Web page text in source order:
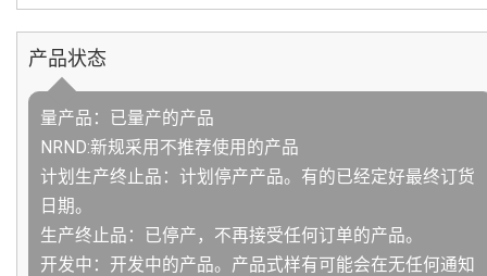
产品状态
量产品：已量产的产品
NRND:新规采用不推荐使用的产品
计划生产终止品：计划停产产品。有的已经定好最终订货
日期。
生产终止品：已停产，不再接受任何订单的产品。
开发中：开发中的产品。产品式样有可能会在无任何通知